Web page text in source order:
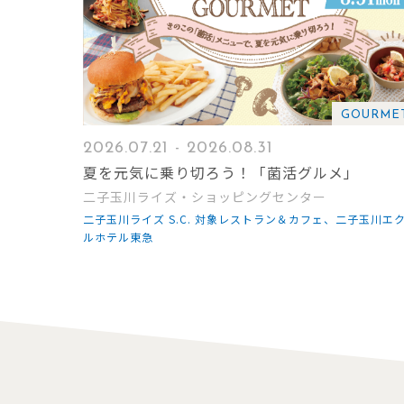
2026.07.21 - 2026.08.31
夏を元気に乗り切ろう！「菌活グルメ」
二子玉川ライズ・ショッピングセンター
二子玉川ライズ S.C. 対象レストラン＆カフェ、二子玉川エ
ルホテル東急